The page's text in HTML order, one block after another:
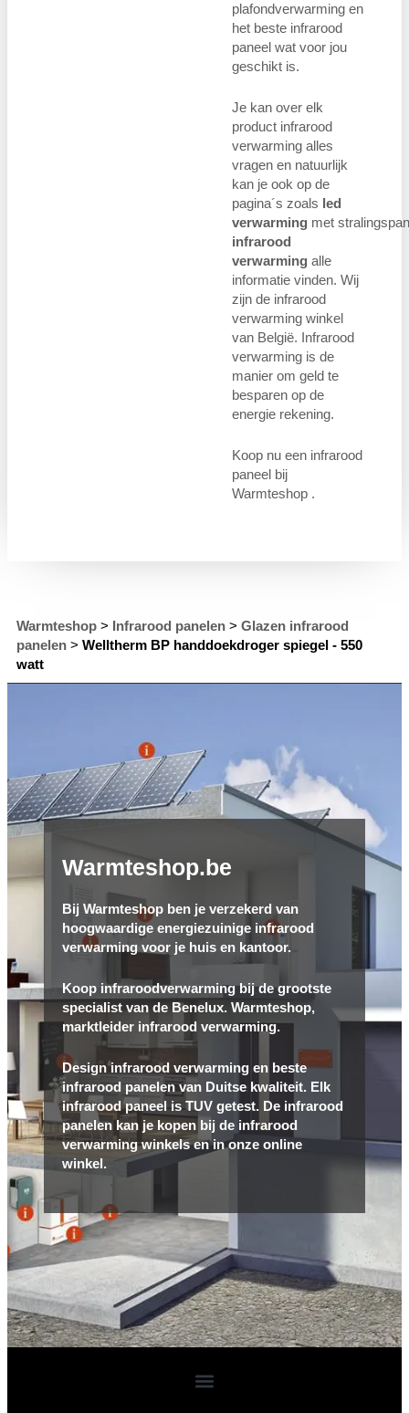
plafondverwarming en
het beste infrarood
paneel wat voor jou
geschikt is.
Je kan over elk
product infrarood
verwarming alles
vragen en natuurlijk
kan je ook op de
pagina´s zoals led
verwarming met
infrarood
verwarming alle
informatie vinden. Wij
zijn de infrarood
verwarming winkel
van België. Infrarood
verwarming is de
manier om geld te
besparen op de
energie rekening.
Koop nu een infrarood
paneel bij
Warmteshop .
Warmteshop > Infrarood panelen > Glazen infrarood
panelen > Welltherm BP handdoekdroger spiegel - 550
watt
Warmteshop.be
Bij Warmteshop ben je verzekerd van
hoogwaardige energiezuinige infrarood
verwarming voor je huis en kantoor.
Koop infraroodverwarming bij de grootste
specialist van de Benelux. Warmteshop,
marktleider infrarood verwarming.
Design infrarood verwarming en beste
infrarood panelen van Duitse kwaliteit. Elk
infrarood paneel is TUV getest. De infrarood
panelen kan je kopen bij de infrarood
verwarming winkels en in onze online
winkel.